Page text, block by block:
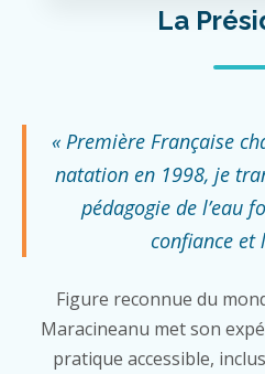
La
« Première Française
natation en 1998, je
pédagogie de l’eau
confiance et
Figure reconnue du
Maracineanu met son
pratique accessible,